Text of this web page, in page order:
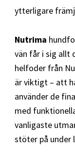
ytterligare
Nutrima
vän får i sig allt
helfoder från
är viktigt – att
använder de
med
vanligaste
stöter på under